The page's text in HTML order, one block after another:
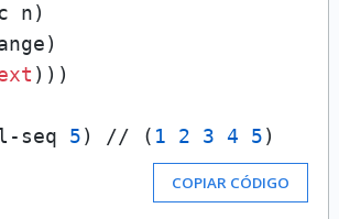
n)
)))
seq 5) // ( 1 2 3 4 5)
COPIAR CÓDIGO